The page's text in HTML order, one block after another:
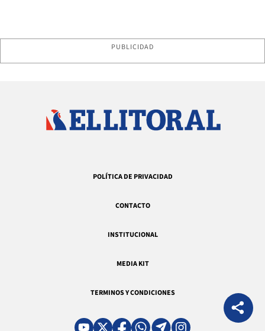
PUBLICIDAD
POLÍTICA DE PRIVACIDAD
CONTACTO
INSTITUCIONAL
MEDIA KIT
TERMINOS Y CONDICIONES